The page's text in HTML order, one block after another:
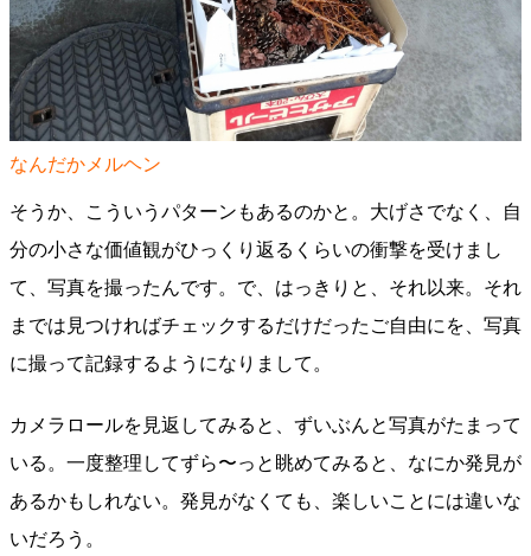
なんだかメルヘン
そうか、こういうパターンもあるのかと。大げさでなく、自
分の小さな価値観がひっくり返るくらいの衝撃を受けまし
て、写真を撮ったんです。で、はっきりと、それ以来。それ
までは見つければチェックするだけだったご自由にを、写真
に撮って記録するようになりまして。
カメラロールを見返してみると、ずいぶんと写真がたまって
いる。一度整理してずら〜っと眺めてみると、なにか発見が
あるかもしれない。発見がなくても、楽しいことには違いな
いだろう。